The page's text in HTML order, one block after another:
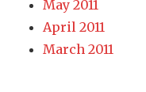
May 2011
April 2011
March 2011